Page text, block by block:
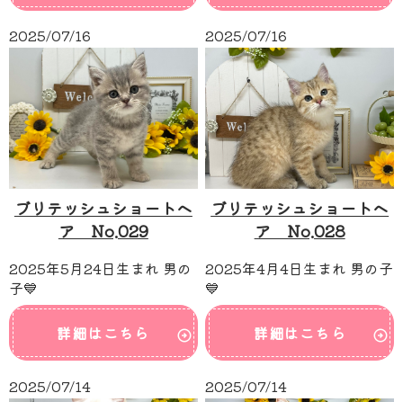
2025/07/16
ブリテッシュショートヘ
ア No.029
2025年5月24日生まれ 男の
子💙
詳細はこちら
2025/07/16
ブリテッシュショートヘ
ア No.028
2025年4月4日生まれ 男の子
💙
詳細はこちら
2025/07/14 2025/07/14